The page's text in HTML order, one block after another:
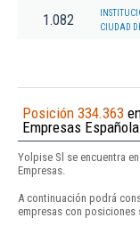
1.082
CIUDAD
Posición 334.363
Empresas
Yolpise Sl se encuentra
Empresas.
A continuación podrá
empresas con posiciones